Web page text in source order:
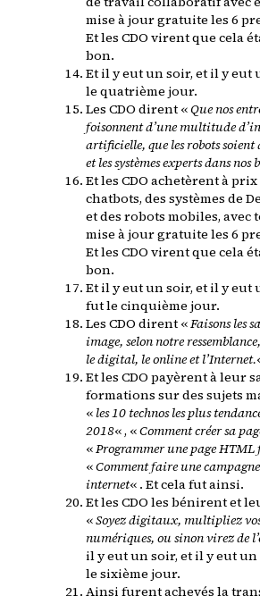
mise à jour gratuite les 6
Et les CDO virent que cela
bon.
Et il y eut un soir, et il y eut
le quatrième jour.
Les CDO dirent «Que nos
foisonnent d’une multitude
artificielle, que les robots soient
et les systèmes experts dans nos
Et les CDO achetèrent à prix
chatbots, des systèmes de
et des robots mobiles, avec
mise à jour gratuite les 6
Et les CDO virent que cela
bon.
Et il y eut un soir, et il y eut
fut le cinquième jour.
Les CDO dirent «Faisons les
image, selon notre
le digital, le online et l’Internet.
Et les CDO payèrent à leur
formations sur des sujets
« les 10 technos les plus
2018« , «Comment créer sa
«Programmer une page HTML
«Comment faire une
internet« . Et cela fut ainsi.
Et les CDO les bénirent et
«Soyez digitaux, multipliez vos
numériques, ou sinon virez de
il y eut un soir, et il y eut
le sixième jour.
Ainsi furent achevés la